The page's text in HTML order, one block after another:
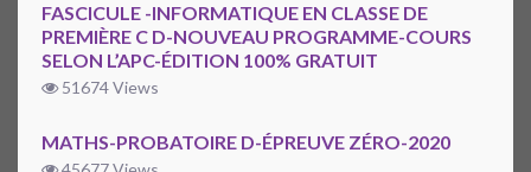
FASCICULE -INFORMATIQUE EN CLASSE DE
PREMIÈRE C D-NOUVEAU PROGRAMME-COURS
SELON L’APC-ÉDITION 100% GRATUIT
51674 Views
MATHS-PROBATOIRE D-ÉPREUVE ZÉRO-2020